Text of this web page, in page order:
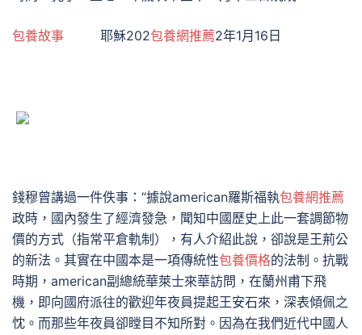
包養故事 耶穌202包養網推薦2年1月16日
錢穆曾講過一件佚事：“據說american羅斯福執包養網推薦
政時，國內發生了經濟發急，聞知中國歷史上此一套調節物
價的方式（指常平倉軌制），有人介紹此說，卻說是王荊公
的新法。其實在中國本是一項傳統性包養價格的法制。抗戰
時期，american副總統華萊士來華訪問，在蘭州甫下飛
機，即向國府派往的歡迎年夜員提起王安石來，深表傾佩之
忱。而那些年夜員卻瞠目不知所對。因為在我們近代中國人